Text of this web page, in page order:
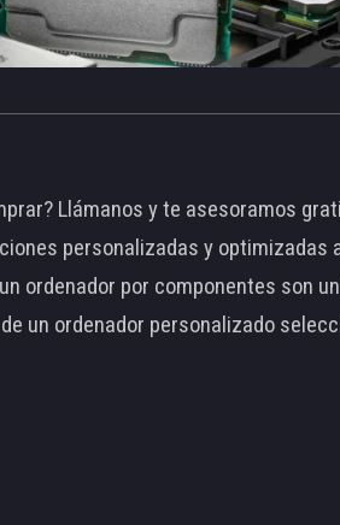
Llámanos y te asesoramos
personalizadas y optimizadas
ordenador por componentes son
un ordenador personalizado